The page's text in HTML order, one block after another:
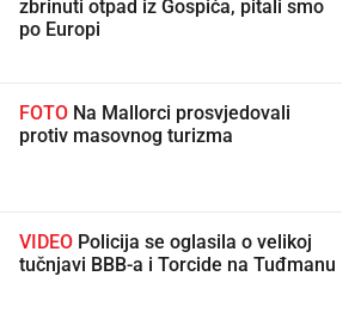
zbrinuti otpad iz Gospića, pitali smo
po Europi
FOTO
protiv masovnog turizma
VIDEO
tučnjavi BBB-a i Torcide na Tuđmanu